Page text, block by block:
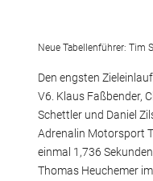
Neue Tabellenführer: Tim
Den engsten
V6. Klaus Faßbender,
Schettler und Daniel
Adrenalin Motorsport
einmal 1,736
Thomas Heuchemer